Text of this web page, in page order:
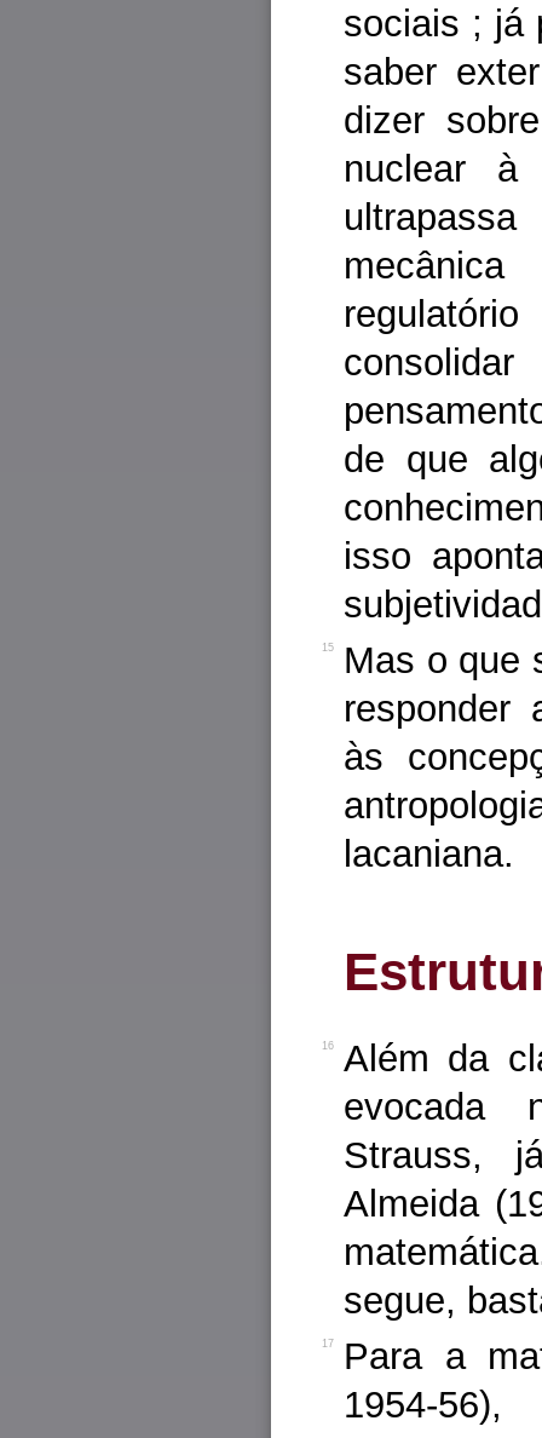
sociais ; já
saber
dizer
nuclear à
de que
isso
15
Mas o que
responder
às
lacaniana.
16
Além da
evocada
Strauss,
Almeida
segue,
17
Para a
1954-